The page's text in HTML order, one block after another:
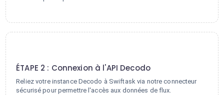
ÉTAPE 2 : Connexion à l'API Decodo
Reliez votre instance Decodo à Swiftask via notre connecteur
sécurisé pour permettre l'accès aux données de flux.